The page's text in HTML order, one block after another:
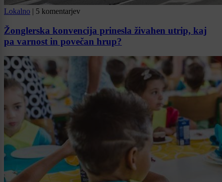
Lokalno | 5 komentarjev
Žonglerska konvencija prinesla živahen utrip, kaj
pa varnost in povečan hrup?